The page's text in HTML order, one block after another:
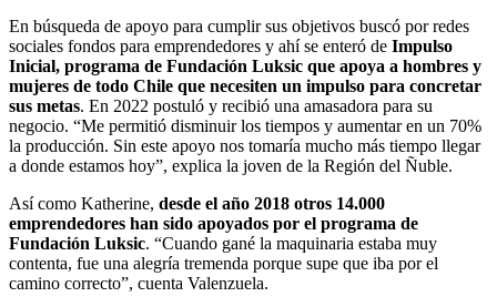
En búsqueda de apoyo para cumplir sus objetivos buscó por redes
sociales fondos para emprendedores y ahí se enteró de Impulso
Inicial, programa de Fundación Luksic que apoya a hombres y
mujeres de todo Chile que necesiten un impulso para concretar
sus metas. En 2022 postuló y recibió una amasadora para su
negocio. “Me permitió disminuir los tiempos y aumentar en un 70%
la producción. Sin este apoyo nos tomaría mucho más tiempo llegar
a donde estamos hoy”, explica la joven de la Región del Ñuble.
Así como Katherine, desde el año 2018 otros 14.000
emprendedores han sido apoyados por el programa de
Fundación Luksic. “Cuando gané la maquinaria estaba muy
contenta, fue una alegría tremenda porque supe que iba por el
camino correcto”, cuenta Valenzuela.